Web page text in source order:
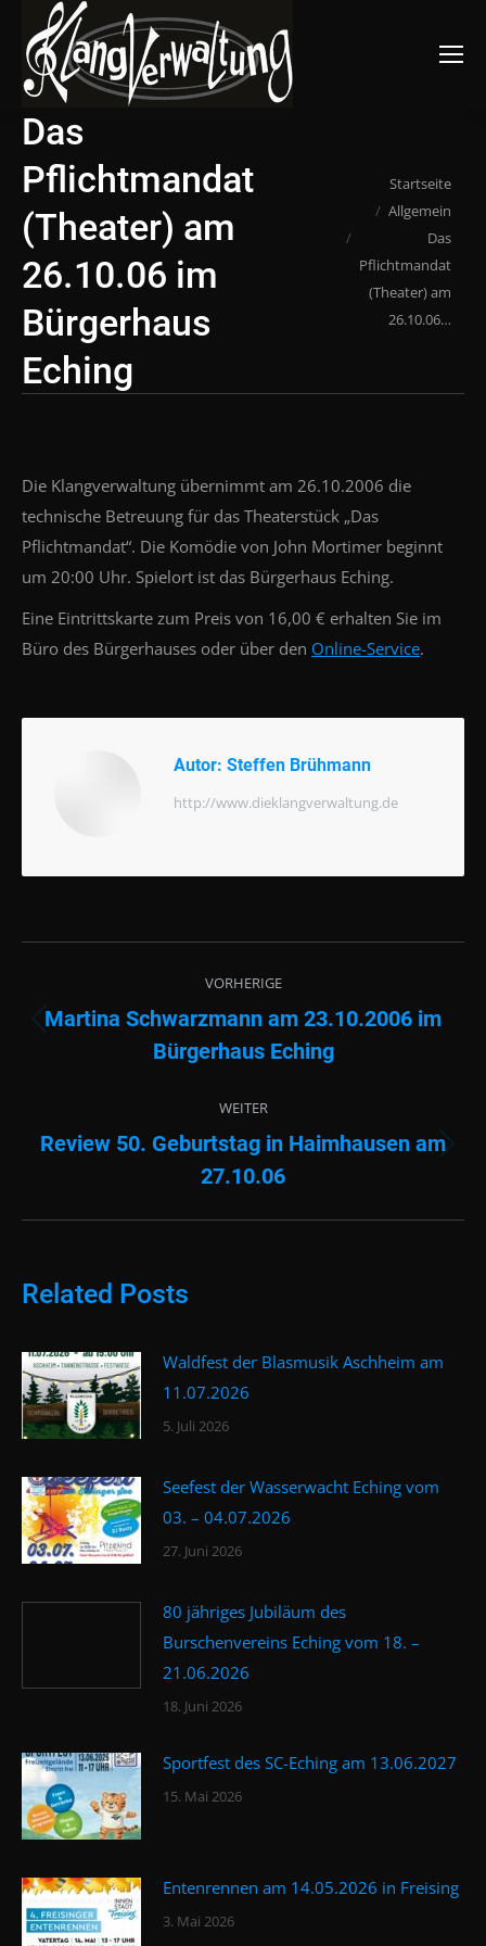
Suchen:
Das
Pflichtmandat
(Theater) am
26.10.06 im
Bürgerhaus
Eching
Du bist hier:Startseite
Allgemein
Das
Pflichtmandat
(Theater) am
26.10.06…
Die Klangverwaltung übernimmt am 26.10.2006 die
technische Betreuung für das Theaterstück „Das
Pflichtmandat“. Die Komödie von John Mortimer beginnt
um 20:00 Uhr. Spielort ist das Bürgerhaus Eching.
Eine Eintrittskarte zum Preis von 16,00 € erhalten Sie im
Büro des Bürgerhauses oder über den Online-Service.
Autor: Steffen Brühmann
http://www.dieklangverwaltung.de
VORHERIGE
Vorheriger
Beitrag:
Martina Schwarzmann am 23.10.2006 im
Bürgerhaus Eching
WEITER
Nächster
Beitrag:
Review 50. Geburtstag in Haimhausen am
27.10.06
Related Posts
Waldfest der Blasmusik Aschheim am
11.07.2026
5. Juli 2026
Seefest der Wasserwacht Eching vom
03. – 04.07.2026
27. Juni 2026
80 jähriges Jubiläum des
Burschenvereins Eching vom 18. –
21.06.2026
18. Juni 2026
Sportfest des SC-Eching am 13.06.2027
15. Mai 2026
Entenrennen am 14.05.2026 in Freising
3. Mai 2026